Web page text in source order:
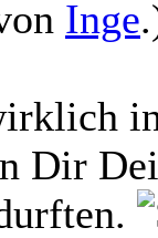
Inge
Dir